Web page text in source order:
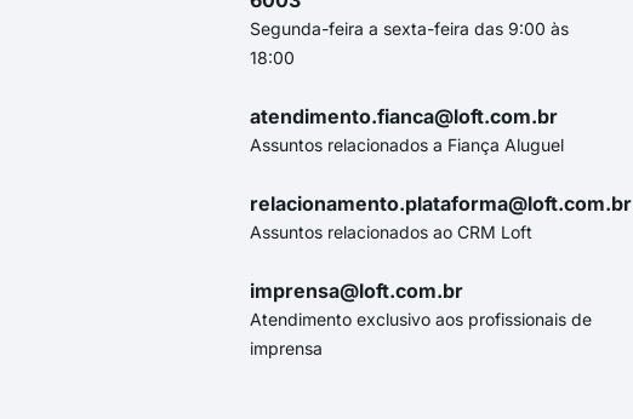
Segunda-feira a sexta-feira das 9:00 às
18:00
atendimento.fianca@loft.com.br
Assuntos relacionados a Fiança Aluguel
relacionamento.plataforma@loft.com.br
Assuntos relacionados ao CRM Loft
imprensa@loft.com.br
Atendimento exclusivo aos profissionais de
imprensa